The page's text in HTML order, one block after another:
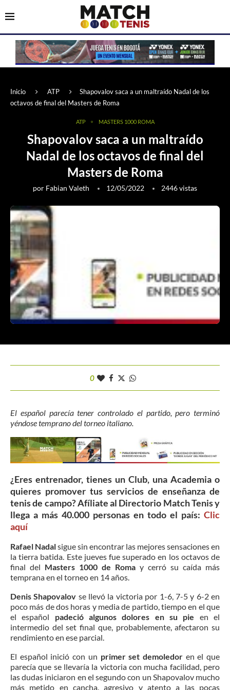
Inicio ATP
Shapovalov saca a un maltraído Nadal de los
octavos de final del Masters de Roma
ATP MASTERS 1000 ROMA
Shapovalov saca a un maltraído
Nadal de los octavos de final del
Masters de Roma
por Fabian Valeth 12/05/2022 2446vistas
0
El español parecía tener controlado el partido, pero terminó
yéndose temprano del torneo italiano.
¿Eres entrenador, tienes un Club, una Academia o
quieres promover tus servicios de enseñanza de
tenis de campo? Afíliate al Directorio Match Tenis y
llega a más 40.000 personas en todo el país: Clic
aquí
Rafael Nadalsigue sin encontrar las mejores sensaciones en
la tierra batida. Este jueves fue superado en los octavos de
final del Masters 1000 de Roma y cerró su caída más
temprana en el torneo en 14 años.
Denis Shapovalov se llevó la victoria por 1-6, 7-5 y 6-2 en
poco más de dos horas y media de partido, tiempo en el que
el español padeció algunos dolores en su pie en el
intermedio del set final que, probablemente, afectaron su
rendimiento en ese parcial.
El español inició con un primer set demoledoren el que
parecía que se llevaría la victoria con mucha facilidad, pero
las dudas iniciaron en el segundo con un Shapovalov mucho
más metido en cancha, agresivo y atento a las pocas